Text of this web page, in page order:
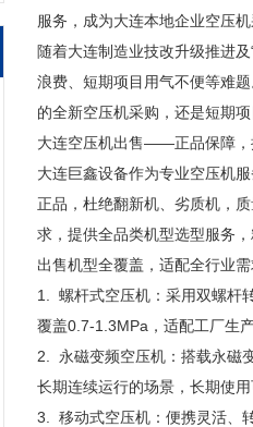
服务，成为大连本地企业空压
随着大连制造业技改升级推进
浪费、短期项目用气不便等难
的全新空压机采购，还是短期
大连空压机出售——正品保障，
大连巨鑫设备作为专业空压机
正品，杜绝翻新机、劣质机，
求，提供全品类机型选型服务
出售机型全覆盖，适配全行业
1. 螺杆式空压机：采用双螺杆
覆盖0.7-1.3MPa，适配工厂生
2. 永磁变频空压机：搭载永磁
长期连续运行的场景，长期使
3. 移动式空压机：便携灵活、